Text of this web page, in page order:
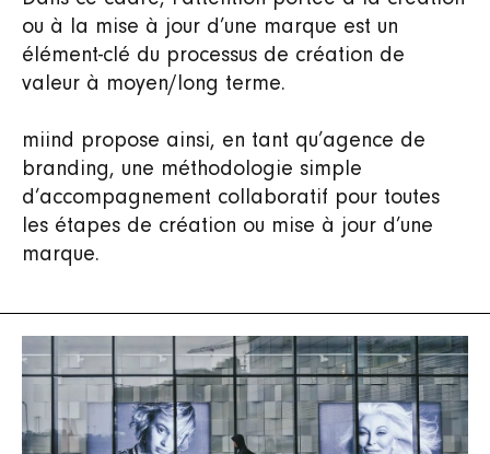
ou à la mise à jour d’une marque est un
élément-clé du processus de création de
valeur à moyen/long terme.
miind propose ainsi, en tant qu’agence de
branding, une méthodologie simple
d’accompagnement collaboratif pour toutes
les étapes de création ou mise à jour d’une
marque.